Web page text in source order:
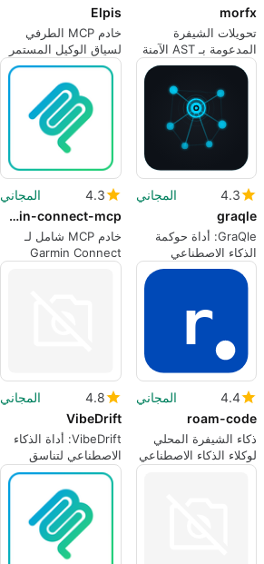
morfx
تحويلات الشيفرة
المدعومة بـ AST الآمنة
لإعادة هيكلة مدفوعة
بالذكاء الاصطناعي
Elpis
خادم MCP الطرفي
لسياق الوكيل المستمر
وتدفقات العمل البرمجية
4.3
المجاني
graqle
GraQle: أداة حوكمة
الذكاء الاصطناعي
وتحليل الشيفرة
4.3
المجاني
garmin-connect-mcp
خادم MCP شامل لـ
Garmin Connect
4.4
المجاني
roam-code
ذكاء الشيفرة المحلي
لوكلاء الذكاء الاصطناعي
مع أدلة تغيير يمكن
4.8
المجاني
VibeDrift
VibeDrift: أداة الذكاء
الاصطناعي لتناسق
الشيفرة